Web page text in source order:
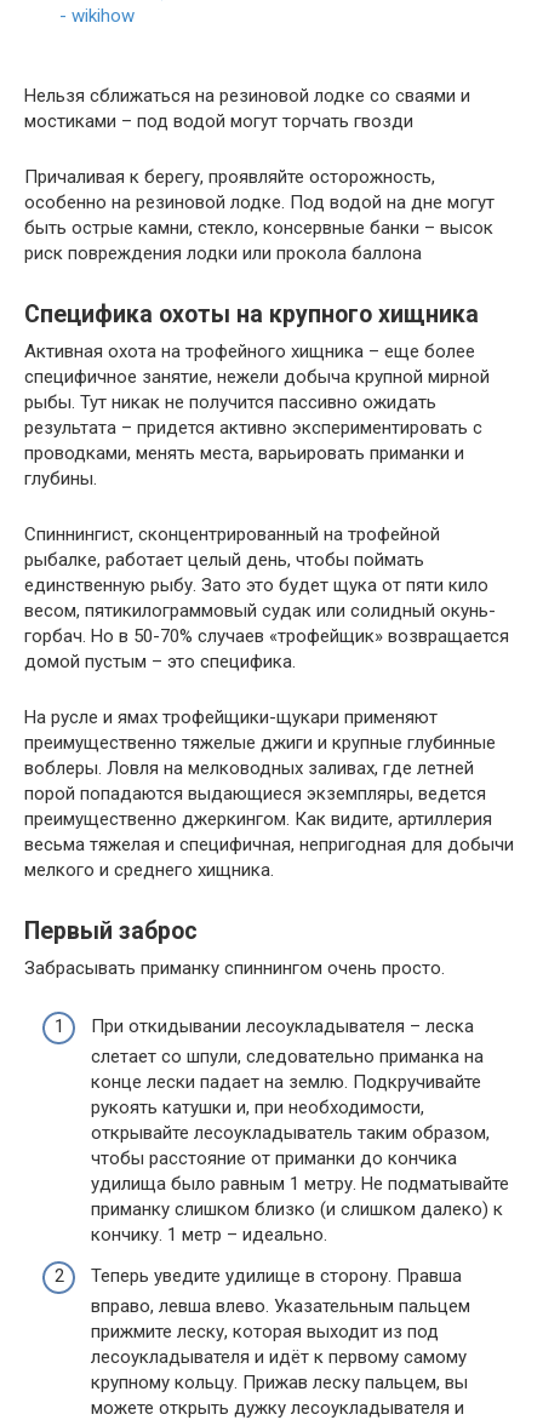
Нельзя сближаться на резиновой лодке со сваями и
мостиками – под водой могут торчать гвозди
Причаливая к берегу, проявляйте осторожность,
особенно на резиновой лодке. Под водой на дне могут
быть острые камни, стекло, консервные банки – высок
риск повреждения лодки или прокола баллона
Специфика охоты на крупного хищника
Активная охота на трофейного хищника – еще более
специфичное занятие, нежели добыча крупной мирной
рыбы. Тут никак не получится пассивно ожидать
результата – придется активно экспериментировать с
проводками, менять места, варьировать приманки и
глубины.
Спиннингист, сконцентрированный на трофейной
рыбалке, работает целый день, чтобы поймать
единственную рыбу. Зато это будет щука от пяти кило
весом, пятикилограммовый судак или солидный окунь-
горбач. Но в 50-70% случаев «трофейщик» возвращается
домой пустым – это специфика.
На русле и ямах трофейщики-щукари применяют
преимущественно тяжелые джиги и крупные глубинные
воблеры. Ловля на мелководных заливах, где летней
порой попадаются выдающиеся экземпляры, ведется
преимущественно джеркингом. Как видите, артиллерия
весьма тяжелая и специфичная, непригодная для добычи
мелкого и среднего хищника.
Первый заброс
Забрасывать приманку спиннингом очень просто.
При откидывании лесоукладывателя – леска
слетает со шпули, следовательно приманка на
конце лески падает на землю. Подкручивайте
рукоять катушки и, при необходимости,
открывайте лесоукладыватель таким образом,
чтобы расстояние от приманки до кончика
удилища было равным 1 метру. Не подматывайте
приманку слишком близко (и слишком далеко) к
кончику. 1 метр – идеально.
Теперь уведите удилище в сторону. Правша
вправо, левша влево. Указательным пальцем
прижмите леску, которая выходит из под
лесоукладывателя и идёт к первому самому
крупному кольцу. Прижав леску пальцем, вы
можете открыть дужку лесоукладывателя и